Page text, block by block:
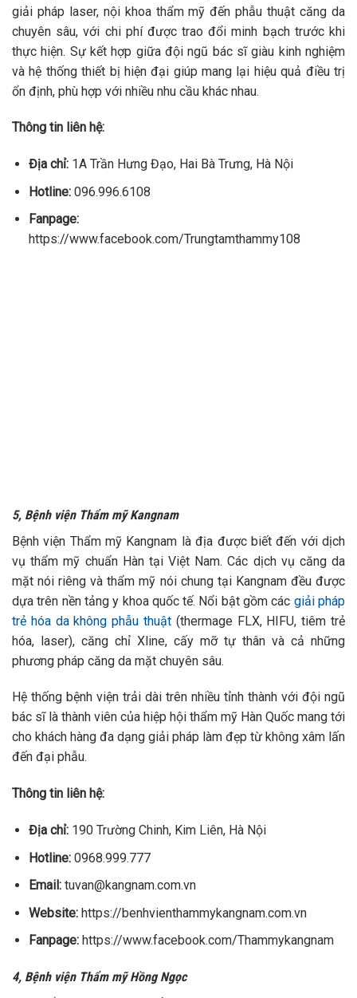
giải pháp laser, nội khoa thẩm mỹ đến phẫu thuật căng da
chuyên sâu, với chi phí được trao đổi minh bạch trước khi
thực hiện. Sự kết hợp giữa đội ngũ bác sĩ giàu kinh nghiệm
và hệ thống thiết bị hiện đại giúp mang lại hiệu quả điều trị
ổn định, phù hợp với nhiều nhu cầu khác nhau.
Thông tin liên hệ:
Địa chỉ:1A Trần Hưng Đạo, Hai Bà Trưng, Hà Nội
Hotline:096.996.6108
Fanpage:
https://www.facebook.com/Trungtamthammy108
5, Bệnh viện Thẩm mỹ Kangnam
Bệnh viện Thẩm mỹ Kangnam là địa được biết đến với dịch
vụ thẩm mỹ chuẩn Hàn tại Việt Nam. Các dịch vụ căng da
mặt nói riêng và thẩm mỹ nói chung tại Kangnam đều được
dựa trên nền tảng y khoa quốc tế. Nổi bật gồm các giải pháp
trẻ hóa da không phẫu thuật (thermage FLX, HIFU, tiêm trẻ
hóa, laser), căng chỉ Xline, cấy mỡ tự thân và cả những
phương pháp căng da mặt chuyên sâu.
Hệ thống bệnh viện trải dài trên nhiều tỉnh thành với đội ngũ
bác sĩ là thành viên của hiệp hội thẩm mỹ Hàn Quốc mang tới
cho khách hàng đa dạng giải pháp làm đẹp từ không xâm lấn
đến đại phẫu.
Thông tin liên hệ:
Địa chỉ: 190 Trường Chinh, Kim Liên, Hà Nội
Hotline:0968.999.777
Email:tuvan@kangnam.com.vn
Website:https://benhvienthammykangnam.com.vn
Fanpage:https://www.facebook.com/Thammykangnam
4, Bệnh viện Thẩm mỹ Hồng Ngọc